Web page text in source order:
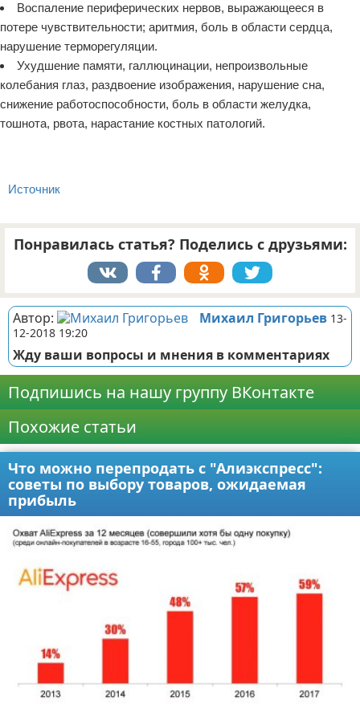
Воспаление периферических нервов, выражающееся в
потере чувствительности; аритмия, боль в области сердца,
нарушение терморегуляции.
Ухудшение памяти, галлюцинации, непроизвольные
колебания глаз, раздвоение изображения, нарушение сна,
снижение работоспособности, боль в области желудка,
тошнота, рвота, нарастание костных патологий.
Источник
Понравилась статья? Поделись с друзьями:
Автор: Михаил Григорьев 13-
12-2018 19:20
Жду ваши вопросы и мнения в комментариях
Подпишись на нашу группу ВКонтакте
Похожие статьи
Что можно перепродать с "Алиэкспресс":
советы по выбору товаров, ожидаемая
прибыль